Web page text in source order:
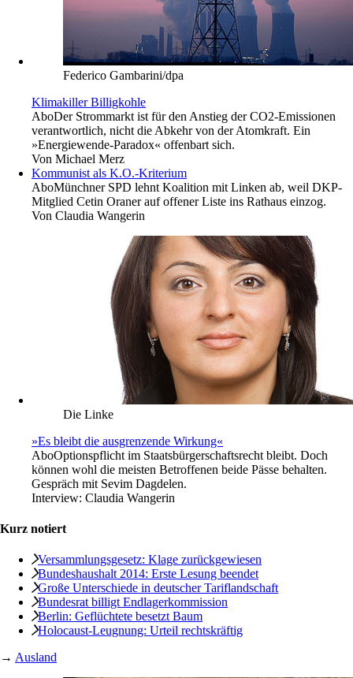
Federico Gambarini/dpa
Klimakiller Billigkohle
AboDer Strommarkt ist für den Anstieg der CO2-Emissionen
verantwortlich, nicht die Abkehr von der Atomkraft. Ein
»Energiewende-Paradox« offenbart sich.
Von Michael Merz
Kommunist als K.O.-Kriterium
AboMünchner SPD lehnt Koalition mit Linken ab, weil DKP-
Mitglied Cetin Oraner auf offener Liste ins Rathaus einzog.
Von Claudia Wangerin
Die Linke
»Es bleibt die ausgrenzende Wirkung«
AboOptionspflicht im Staatsbürgerschaftsrecht bleibt. Doch
können wohl die meisten Betroffenen beide Pässe behalten.
Gespräch mit Sevim Dagdelen.
Interview: Claudia Wangerin
Kurz notiert
Versammlungsgesetz: Klage zurückgewiesen
Bundeshaushalt 2014: Erste Lesung beendet
Große Unterschiede in deutscher Tariflandschaft
Bundesrat billigt Endlagerkommission
Berlin: Geflüchtete besetzt Baum
Holocaust-Leugnung: Urteil rechtskräftig
→ Ausland